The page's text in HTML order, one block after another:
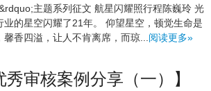
主题系列征文 航星闪耀照行程陈巍玲 光
业的星空闪耀了21年。 仰望星空，顿觉生命是
香四溢，让人不肯离席，而琼... 阅读更多»
秀审核案例分享（一）】